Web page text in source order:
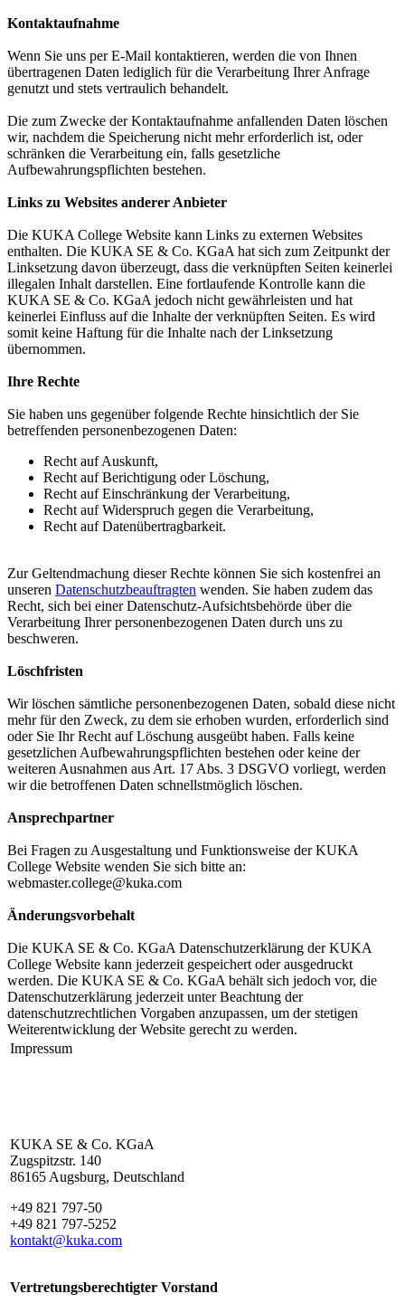
Kontaktaufnahme
Wenn Sie uns per E-Mail kontaktieren, werden die von Ihnen
übertragenen Daten lediglich für die Verarbeitung Ihrer Anfrage
genutzt und stets vertraulich behandelt.
Die zum Zwecke der Kontaktaufnahme anfallenden Daten löschen
wir, nachdem die Speicherung nicht mehr erforderlich ist, oder
schränken die Verarbeitung ein, falls gesetzliche
Aufbewahrungspflichten bestehen.
Links zu Websites anderer Anbieter
Die KUKA College Website kann Links zu externen Websites
enthalten. Die KUKA SE & Co. KGaA hat sich zum Zeitpunkt der
Linksetzung davon überzeugt, dass die verknüpften Seiten keinerlei
illegalen Inhalt darstellen. Eine fortlaufende Kontrolle kann die
KUKA SE & Co. KGaA jedoch nicht gewährleisten und hat
keinerlei Einfluss auf die Inhalte der verknüpften Seiten. Es wird
somit keine Haftung für die Inhalte nach der Linksetzung
übernommen.
Ihre Rechte
Sie haben uns gegenüber folgende Rechte hinsichtlich der Sie
betreffenden personenbezogenen Daten:
Recht auf Auskunft,
Recht auf Berichtigung oder Löschung,
Recht auf Einschränkung der Verarbeitung,
Recht auf Widerspruch gegen die Verarbeitung,
Recht auf Datenübertragbarkeit.
Zur Geltendmachung dieser Rechte können Sie sich kostenfrei an
unseren Datenschutzbeauftragten wenden. Sie haben zudem das
Recht, sich bei einer Datenschutz-Aufsichtsbehörde über die
Verarbeitung Ihrer personenbezogenen Daten durch uns zu
beschweren.
Löschfristen
Wir löschen sämtliche personenbezogenen Daten, sobald diese nicht
mehr für den Zweck, zu dem sie erhoben wurden, erforderlich sind
oder Sie Ihr Recht auf Löschung ausgeübt haben. Falls keine
gesetzlichen Aufbewahrungspflichten bestehen oder keine der
weiteren Ausnahmen aus Art. 17 Abs. 3 DSGVO vorliegt, werden
wir die betroffenen Daten schnellstmöglich löschen.
Ansprechpartner
Bei Fragen zu Ausgestaltung und Funktionsweise der KUKA
College Website wenden Sie sich bitte an:
webmaster.college@kuka.com
Änderungsvorbehalt
Die KUKA SE & Co. KGaA Datenschutzerklärung der KUKA
College Website kann jederzeit gespeichert oder ausgedruckt
werden. Die KUKA SE & Co. KGaA behält sich jedoch vor, die
Datenschutzerklärung jederzeit unter Beachtung der
datenschutzrechtlichen Vorgaben anzupassen, um der stetigen
Weiterentwicklung der Website gerecht zu werden.
Impressum
KUKA SE & Co. KGaA
Zugspitzstr. 140
86165 Augsburg, Deutschland
+49 821 797-50
+49 821 797-5252
kontakt@kuka.com
Vertretungsberechtigter Vorstand